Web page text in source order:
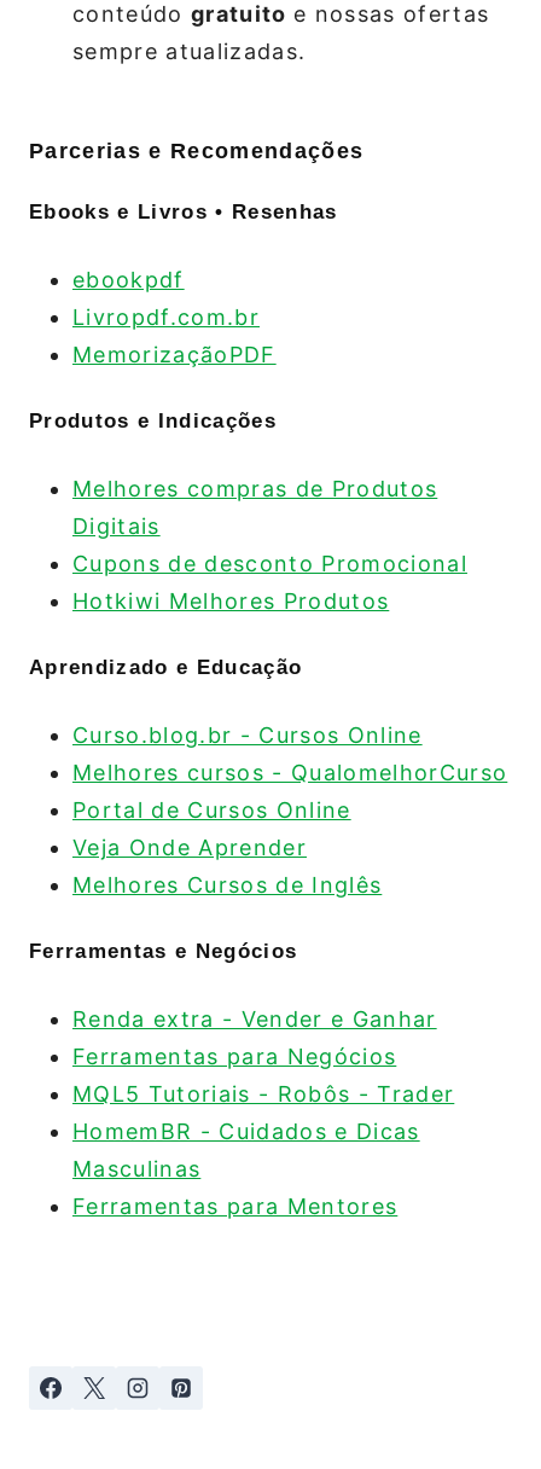
conteúdo gratuito e nossas ofertas
sempre atualizadas.
Parcerias e Recomendações
Ebooks e Livros • Resenhas
ebookpdf
Livropdf.com.br
MemorizaçãoPDF
Produtos e Indicações
Melhores compras de Produtos
Digitais
Cupons de desconto Promocional
Hotkiwi Melhores Produtos
Aprendizado e Educação
Curso.blog.br - Cursos Online
Melhores cursos - QualomelhorCurso
Portal de Cursos Online
Veja Onde Aprender
Melhores Cursos de Inglês
Ferramentas e Negócios
Renda extra - Vender e Ganhar
Ferramentas para Negócios
MQL5 Tutoriais - Robôs - Trader
HomemBR - Cuidados e Dicas
Masculinas
Ferramentas para Mentores